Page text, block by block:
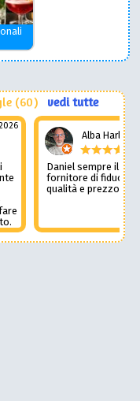
(60) vedi tutte
Alba Harley
Daniel sempre il
fornitore di fiducia
qualità e prezzo